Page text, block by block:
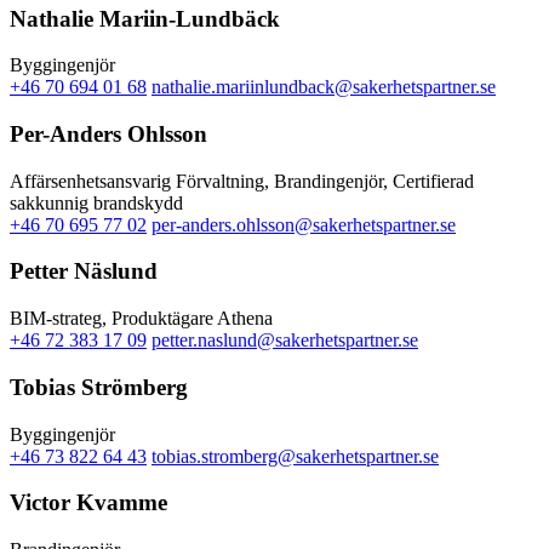
Nathalie Mariin-Lundbäck
Byggingenjör
+46 70 694 01 68 nathalie.mariinlundback@sakerhetspartner.se
Per-Anders Ohlsson
Affärsenhetsansvarig Förvaltning, Brandingenjör, Certifierad
sakkunnig brandskydd
+46 70 695 77 02 per-anders.ohlsson@sakerhetspartner.se
Petter Näslund
BIM-strateg, Produktägare Athena
+46 72 383 17 09 petter.naslund@sakerhetspartner.se
Tobias Strömberg
Byggingenjör
+46 73 822 64 43 tobias.stromberg@sakerhetspartner.se
Victor Kvamme